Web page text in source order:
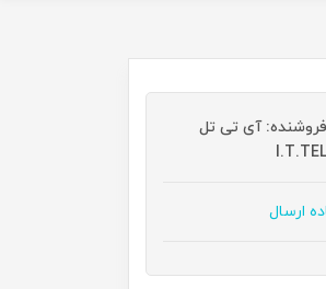
فروشنده: آی تی تل
ارسال